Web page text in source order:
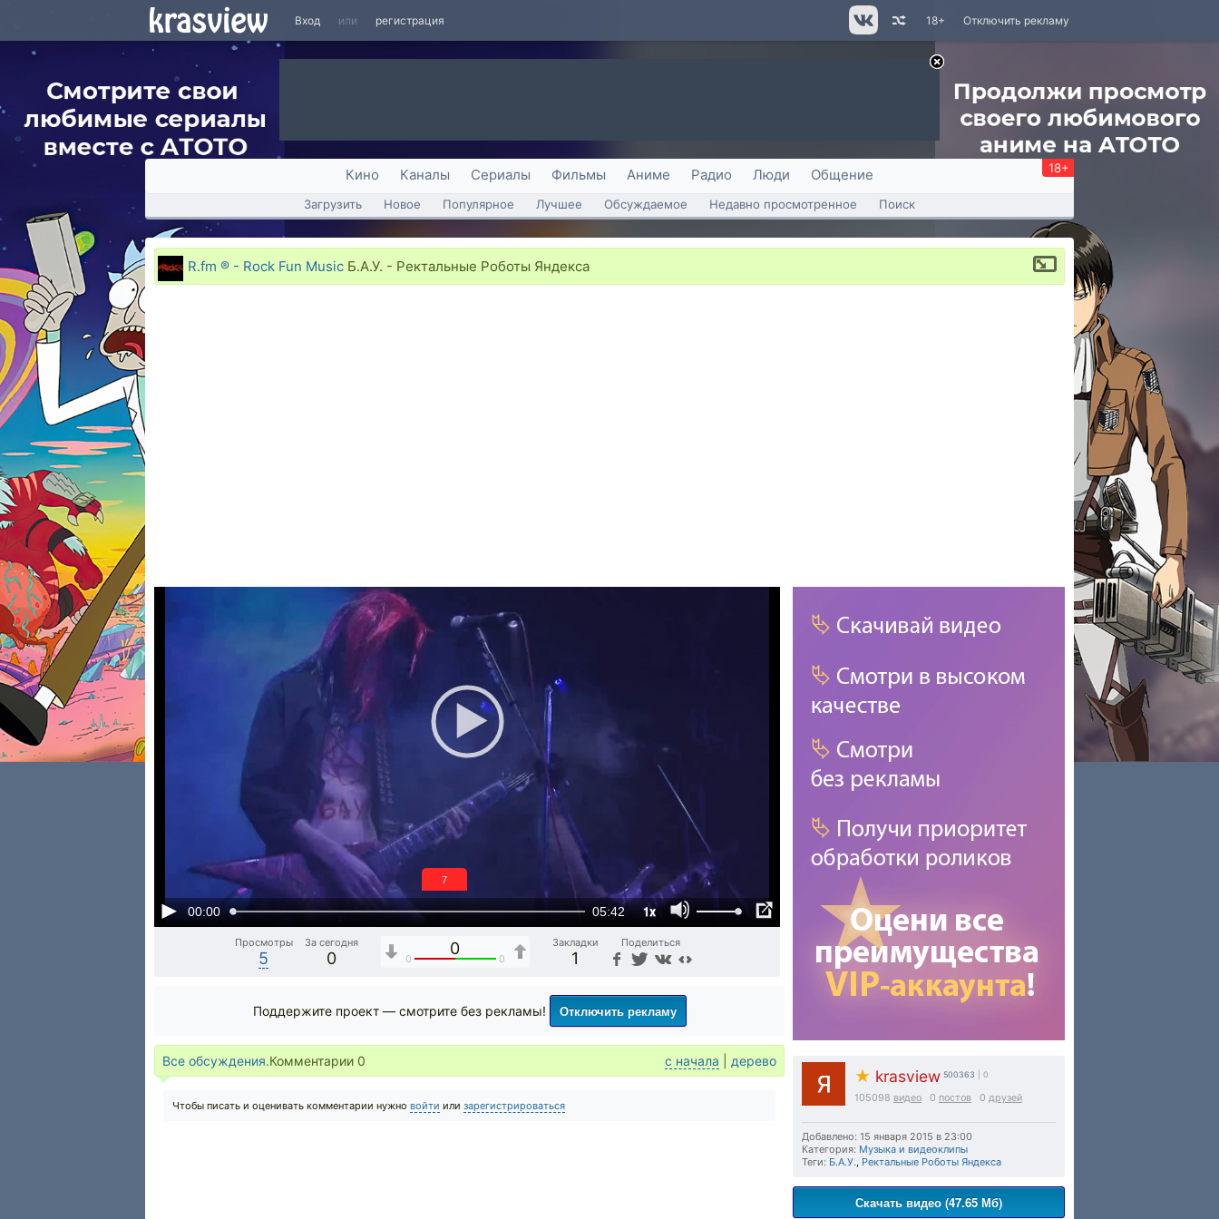
Вход или регистрация Отключить рекламу
18+
Кино Каналы Сериалы Фильмы Аниме Радио Люди Общение 18+
Загрузить Новое Популярное Лучшее Обсуждаемое Недавно просмотренное Поиск
R.fm ® - Rock Fun Music Б.А.У. - Ректальные Роботы Яндекса
00:00 05:42 1x
6
Просмотры
5
За сегодня
0
0
0 0
Закладки
1
Поделиться
★ krasview 500363 | 0
105098 видео 0 постов 0 друзей
Добавлено: 15 января 2015 в 23:00
Категория: Музыка и видеоклипы
Теги: Б.А.У., Ректальные Роботы Яндекса
Скачать видео (47.65 Мб)
Поддержите проект — смотрите без рекламы! Отключить рекламу
Все обсуждения.Комментарии 0 с начала дерево
Чтобы писать и оценивать комментарии нужно войти или зарегистрироваться